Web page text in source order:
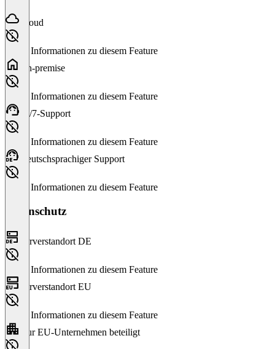
Cloud
Keine Informationen zu diesem Feature
On-premise
Keine Informationen zu diesem Feature
24/7-Support
Keine Informationen zu diesem Feature
Deutschsprachiger Support
Keine Informationen zu diesem Feature
Datenschutz
Serverstandort DE
Keine Informationen zu diesem Feature
Serverstandort EU
Keine Informationen zu diesem Feature
Nur EU-Unternehmen beteiligt